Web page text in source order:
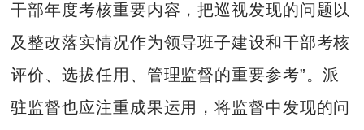
干部年度考核重要内容，把巡视发现的问题以
及整改落实情况作为领导班子建设和干部考核
评价、选拔任用、管理监督的重要参考”。派
驻监督也应注重成果运用，将监督中发现的问